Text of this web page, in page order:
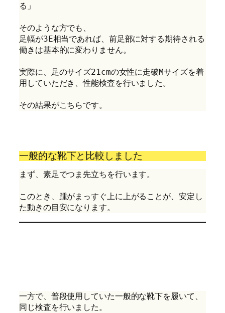
る」
そのような方でも、
足幅が3E相当であれば、前足部に対する期待される
働きは基本的に変わりません。
実際に、足のサイズ21cmの女性に走破Mサイズを着
用していただき、性能検査を行いました。
その結果がこちらです。
一般的な靴下と比較しました
まず、素足でつま先立ちを行います。
このとき、踵がまっすぐ上に上がることが、安定し
た動きの目安になります。
一方で、普段使用していた一般的な靴下を履いて、
同じ検査を行いました。